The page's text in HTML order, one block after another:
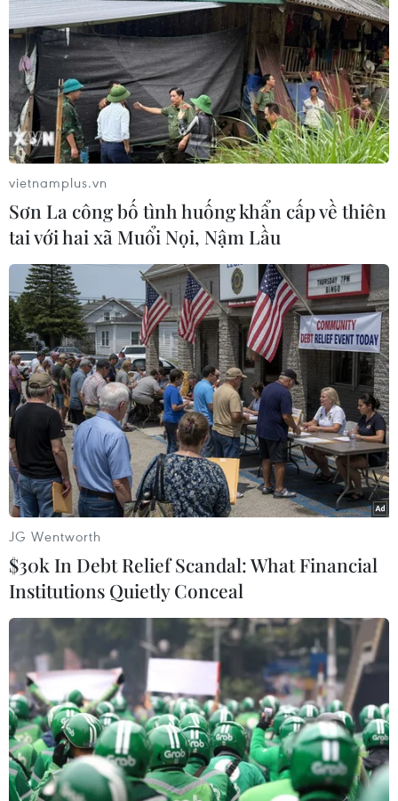
Triệt phá mạng lưới tội phạm công nghệ
xuyên châu Âu
02/07/2020 12:58
Cảnh sát Pháp và Hà Lan đã bắt giữ hàng chục đối
tượng sau khi xâm nhập vào hệ thống mạng của
EncroChat qua đó đọc được hàng triệu tin nhắn trao đổi
của các đối tượng tình nghi.
Thái Lan thành lập Cục cảnh sát chống tội
phạm công nghệ cao
vietnamplus.vn
Sơn La công bố tình huống khẩn cấp về thiên
tai với hai xã Muổi Nọi, Nậm Lầu
JG Wentworth
$30k In Debt Relief Scandal: What Financial
Institutions Quietly Conceal